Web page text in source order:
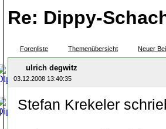
Re: Dippy-
Forenliste Themenübersicht Neuer
ulrich degwitz
03.12.2008 13:40:35
Stefan Krekeler